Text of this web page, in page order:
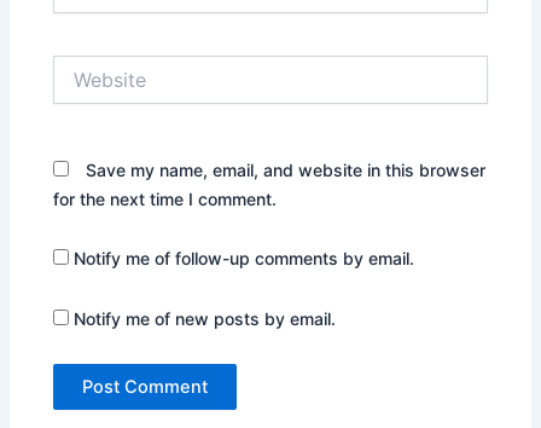
Save my name, email, and website in this browser
for the next time I comment.
Notify me of follow-up comments by email.
Notify me of new posts by email.